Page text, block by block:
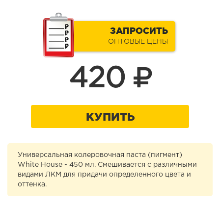
ЗАПРОСИТЬ
ОПТОВЫЕ ЦЕНЫ
420
КУПИТЬ
Универсальная колеровочная паста (пигмент)
White House - 450 мл. Смешивается с различными
видами ЛКМ для придачи определенного цвета и
оттенка.